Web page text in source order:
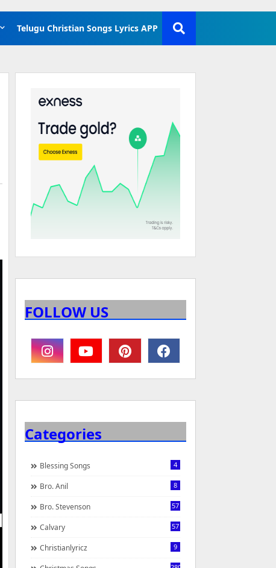
Telugu Christian Songs Lyrics APP
FOLLOW US
Categories
Blessing Songs 4
Bro. Anil 8
Bro. Stevenson 57
Calvary 57
Christianlyricz 9